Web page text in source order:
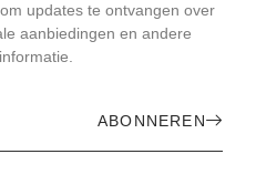
updates te ontvangen over
aanbiedingen en andere
ABONNEREN